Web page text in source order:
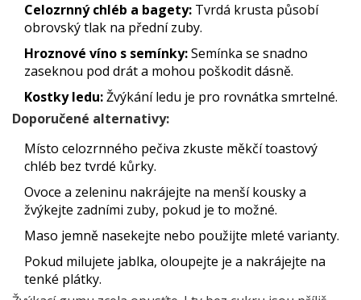
Celozrnný chléb a bagety: Tvrdá krusta působí
obrovský tlak na přední zuby.
Hroznové víno s semínky:Semínka se snadno
zaseknou pod drát a mohou poškodit dásně.
Kostky ledu:Žvýkání ledu je pro rovnátka smrtelné.
Doporučené alternativy:
Místo celozrnného pečiva zkuste měkčí toastový
chléb bez tvrdé kůrky.
Ovoce a zeleninu nakrájejte na menší kousky a
žvýkejte zadními zuby, pokud je to možné.
Maso jemně nasekejte nebo použijte mleté varianty.
Pokud milujete jablka, oloupejte je a nakrájejte na
tenké plátky.